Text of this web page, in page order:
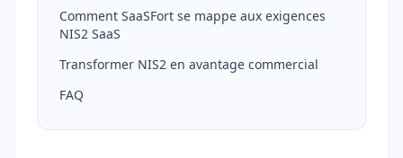
Comment SaaSFort se mappe aux exigences
NIS2 SaaS
Transformer NIS2 en avantage commercial
FAQ